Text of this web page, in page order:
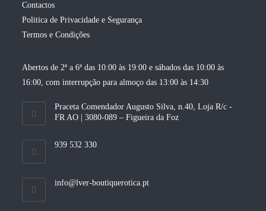
Contactos
Politica de Privacidade e Segurança
Termos e Condições
Abertos de 2ª a 6ª das 10:00 às 19:00 e sábados das 10:00 às
16:00, com interrupção para almoço das 13:00 às 14:30
Praceta Comendador Augusto Silva, n.40, Loja R/c -
FR AO | 3080-089 – Figueira da Foz
939 532 330
info@lver-boutiquerotica.ptOpens